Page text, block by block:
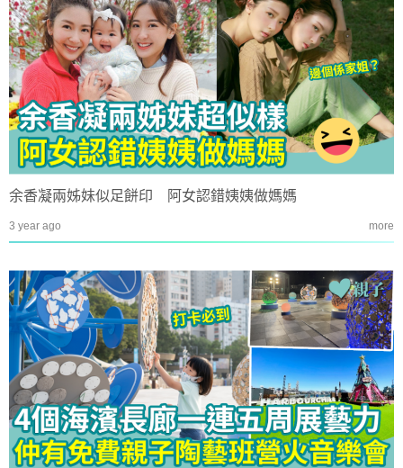
余香凝兩姊妹似足餅印 阿女認錯姨姨做媽媽
3 year ago more